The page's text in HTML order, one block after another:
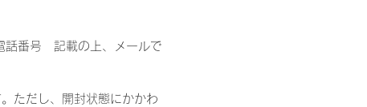
話番号 記載の上、メールで
ただし、開封状態にかかわ